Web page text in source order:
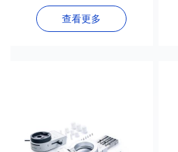
多功能系统
查看更多